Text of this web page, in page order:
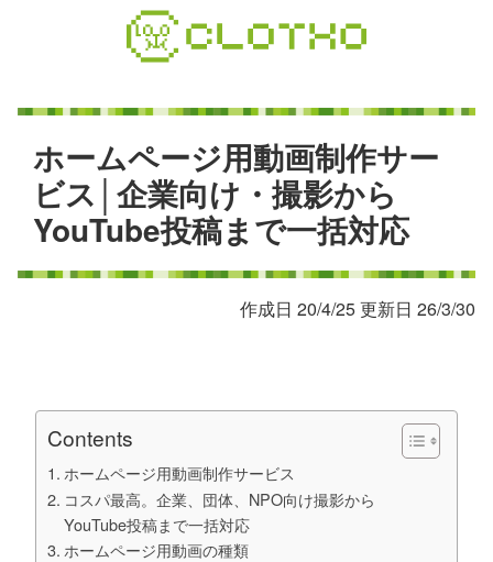
ホームページ用動画制作サー
ビス │ 企業向け ・ 撮影から
YouTube投稿まで一括対応
作成日 20/4/25 更新日 26/3/30
Contents
ホームページ用動画制作サービス
コスパ最高。企業、団体、NPO向け撮影から
YouTube投稿まで一括対応
ホームページ用動画の種類